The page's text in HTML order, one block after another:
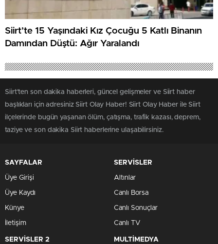
Siirt’te 15 Yaşındaki Kız Çocuğu 5 Katlı Binanın
Damından Düştü: Ağır Yaralandı
Siirt'ten son dakika haberleri, güncel gelişmeler ve Siirt haber
başlıkları için adresiniz Siirt Olay Haber! Siirt Olay Haber ile Siirt
ilçelerinde bugün yaşanan ölüm, çatışma, trafik kazası, deprem,
taziye ve son dakika Siirt haberlerine ulaşabilirsiniz.
SAYFALAR
Üye Girişi
Üye Kaydı
Künye
İletişim
SERVİSLER
Altınlar
Canlı Borsa
Canlı Sonuçlar
Canlı TV
SERVİSLER 2 MULTİMEDYA